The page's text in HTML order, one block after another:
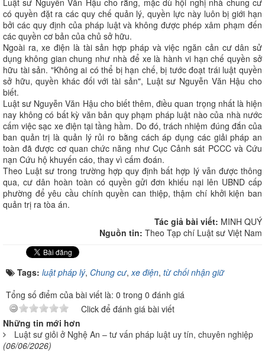
Luật sư Nguyễn Văn Hậu cho rằng, mặc dù hội nghị nhà chung cư
có quyền đặt ra các quy chế quản lý, quyền lực này luôn bị giới hạn
bởi các quy định của pháp luật và không được phép xâm phạm đến
các quyền cơ bản của chủ sở hữu.
Ngoài ra, xe điện là tài sản hợp pháp và việc ngăn cản cư dân sử
dụng không gian chung như nhà để xe là hành vi hạn chế quyền sở
hữu tài sản. "Không ai có thể bị hạn chế, bị tước đoạt trái luật quyền
sở hữu, quyền khác đối với tài sản", Luật sư Nguyễn Văn Hậu cho
biết.
Luật sư Nguyễn Văn Hậu cho biết thêm, điều quan trọng nhất là hiện
nay không có bất kỳ văn bản quy phạm pháp luật nào của nhà nước
cấm việc sạc xe điện tại tầng hầm. Do đó, trách nhiệm đúng đắn của
ban quản trị là quản lý rủi ro bằng cách áp dụng các giải pháp an
toàn đã được cơ quan chức năng như Cục Cảnh sát PCCC và Cứu
nạn Cứu hộ khuyến cáo, thay vì cấm đoán.
Theo Luật sư trong trường hợp quy định bất hợp lý vẫn được thông
qua, cư dân hoàn toàn có quyền gửi đơn khiếu nại lên UBND cấp
phường để yêu cầu chính quyền can thiệp, thậm chí khởi kiện ban
quản trị ra tòa án.
Tác giả bài viết: MINH QUÝ
Nguồn tin: Theo Tạp chí Luật sư Việt Nam
Tags: luật pháp lý, Chung cư,xe điện, từ chối nhận giữ
Tổng số điểm của bài viết là: 0 trong 0 đánh giá
Click để đánh giá bài viết
Những tin mới hơn
Luật sư giỏi ở Nghệ An – tư vấn pháp luật uy tín, chuyên nghiệp
(06/06/2026)